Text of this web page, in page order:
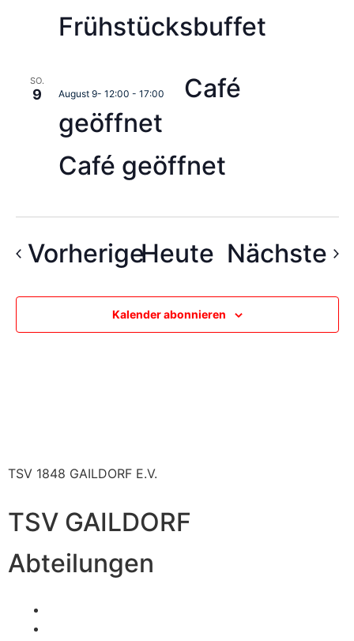
Frühstücksbuffet
SO.
9
Café geöffnet
August 9- 12:00 - 17:00
Café
geöffnet
VorherigeVeranstaltungen
Heute Nächste
Kalender abonnieren
TSV 1848 GAILDORF E.V.
TSV GAILDORF
Abteilungen